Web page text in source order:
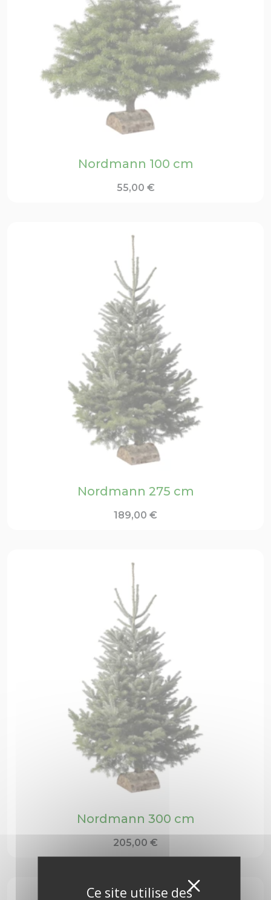
Ce site utilise desX
Nordmann 100 cm
55,00 €
Nordmann 275 cm
189,00 €
Nordmann 300 cm
205,00 €